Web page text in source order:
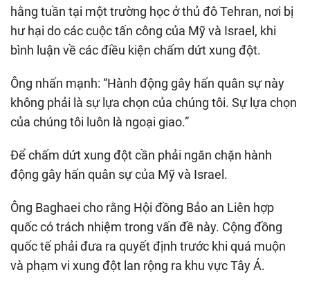
hằng tuần tại một trường học ở thủ đô Tehran, nơi bị
hư hại do các cuộc tấn công của Mỹ và Israel, khi
bình luận về các điều kiện chấm dứt xung đột.
Ông nhấn mạnh: “Hành động gây hấn quân sự này
không phải là sự lựa chọn của chúng tôi. Sự lựa chọn
của chúng tôi luôn là ngoại giao.”
Để chấm dứt xung đột cần phải ngăn chặn hành
động gây hấn quân sự của Mỹ và Israel.
Ông Baghaei cho rằng Hội đồng Bảo an Liên hợp
quốc có trách nhiệm trong vấn đề này. Cộng đồng
quốc tế phải đưa ra quyết định trước khi quá muộn
và phạm vi xung đột lan rộng ra khu vực Tây Á.